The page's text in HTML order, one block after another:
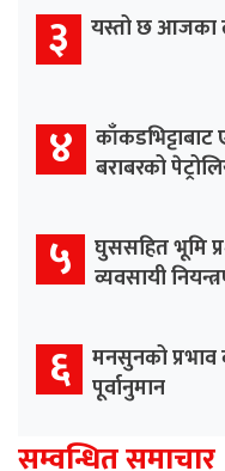
३ यस्तो छ आजका
४ बराबरको
५ घुससहित भूमि
व्यवसायी
६ मनसुनको प्रभाव
पूर्वानुमान
सम्वन्धित समाचार